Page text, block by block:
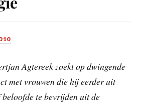
Agtereek zoekt op dwingende
met vrouwen die hij eerder uit
te bevrijden uit de